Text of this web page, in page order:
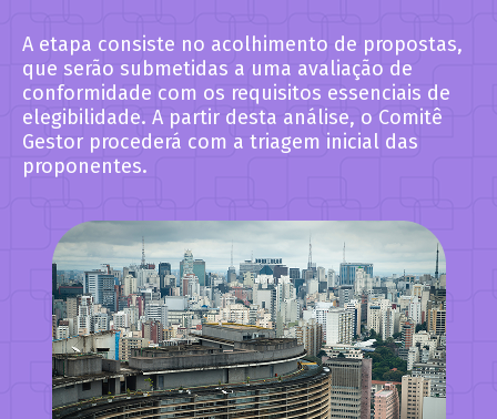
A etapa consiste no acolhimento de propostas,
que serão submetidas a uma avaliação de
conformidade com os requisitos essenciais de
elegibilidade. A partir desta análise, o Comitê
Gestor procederá com a triagem inicial das
proponentes.